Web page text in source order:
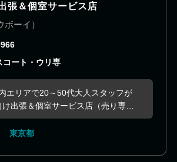
張＆個室サービス店
ーイ）
コート・ウリ専
エリアで20～50代大人スタッフが
出張＆個室サービス店（売り専）
チムチ体型の“兄貴系・ダンディ
は幡ヶ谷駅、初台駅（都庁前駅）エ
東京都